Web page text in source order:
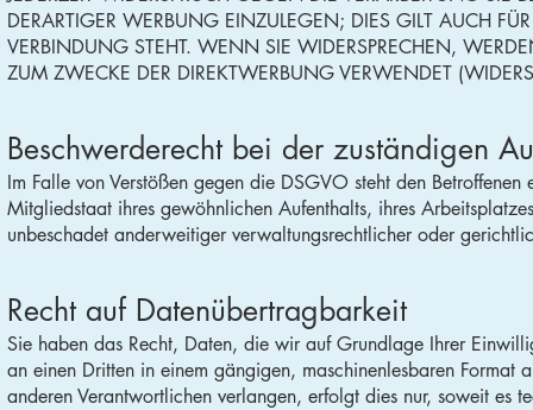
DERARTIGER WERBUNG EINZULEGEN; DIES GILT AUCH
VERBINDUNG STEHT. WENN SIE WIDERSPRECHEN,
ZUM ZWECKE DER DIREKTWERBUNG VERWENDET
Beschwerde­recht bei der zuständigen
Im Falle von Verstößen gegen die DSGVO steht den
Mitgliedstaat ihres gewöhnlichen Aufenthalts, ihres
unbeschadet anderweitiger verwaltungsrechtlicher oder
Recht auf Daten­übertrag­barkeit
Sie haben das Recht, Daten, die wir auf Grundlage Ihrer
an einen Dritten in einem gängigen, maschinenlesbaren
anderen Verantwortlichen verlangen, erfolgt dies nur, soweit es